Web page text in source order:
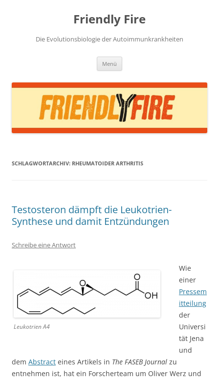
Friendly Fire
Die Evolutionsbiologie der Autoimmunkrankheiten
Menü
SCHLAGWORTARCHIV: RHEUMATOIDER ARTHRITIS
Testosteron dämpft die Leukotrien-
Synthese und damit Entzündungen
Schreibe eine Antwort
Leukotrien A4
Wie
einer
Pressem
itteilung
der
Universi
tät Jena
und
dem Abstract eines Artikels in The FASEB Journal zu
entnehmen ist, hat ein Forscherteam um Oliver Werz und